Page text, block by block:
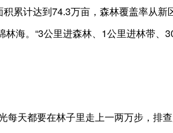
累计达到74.3万亩，森林覆盖率从新
海。“3公里进森林、1公里进林带、
每天都要在林子里走上一两万步，排